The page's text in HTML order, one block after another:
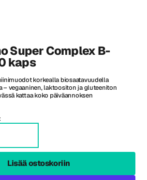
Super Complex B-
kaps
korkealla biosaatavuudella
– vegaaninen, laktoositon ja gluteeniton
kattaa koko päiväannoksen
Lisää ostoskoriin